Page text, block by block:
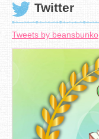
Twitter
Tweets by beansbunko